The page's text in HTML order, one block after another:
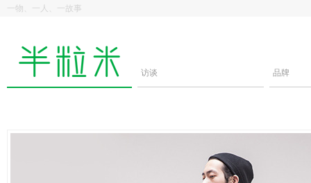
一物、一人、一故事
访谈 品牌